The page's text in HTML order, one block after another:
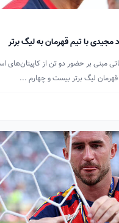
با تیم قهرمان به لیگ برتر
مبنی بر حضور دو تن از کاپیتان‌های
لیگ برتر بیست و چهارم ...